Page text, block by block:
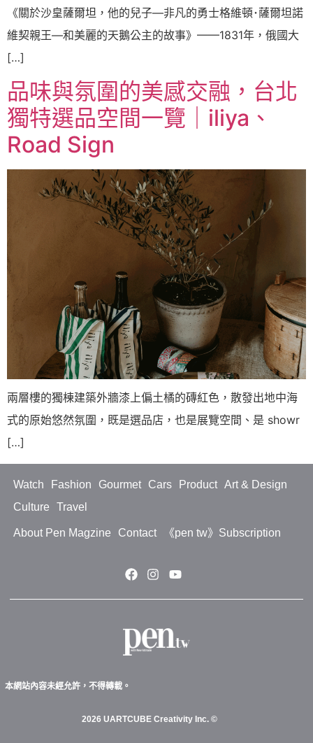
《關於沙皇薩爾坦，他的兒子—非凡的勇士格維頓･薩爾坦諾
維契親王—和美麗的天鵝公主的故事》——1831年，俄國大
[…]
品味與氛圍的美感交融，台北
獨特選品空間一覽｜iliya、
Road Sign
兩層樓的獨棟建築外牆漆上偏土橘的磚紅色，散發出地中海
式的原始悠然氛圍，既是選品店，也是展覽空間、是 showr
[…]
Watch Fashion Gourmet Cars Product
Art & Design
Culture
Travel
About Pen Magzine Contact 《pen tw》Subscription
本網站內容未經允許，不得轉載。
2026 UARTCUBE Creativity Inc. ©